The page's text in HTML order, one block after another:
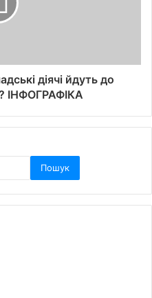
діячі йдуть до
ІНФОГРАФІКА
Пошук